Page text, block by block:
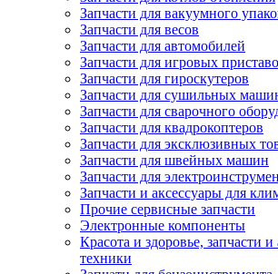
Запчасти для вакуумного
Запчасти для весов
Запчасти для автомобилей
Запчасти для игровых
Запчасти для гироскутеров
Запчасти для сушильных
Запчасти для сварочного
Запчасти для квадрокоптеров
Запчасти для эксклюзивных
Запчасти для швейных машин
Запчасти для
Запчасти и аксессуары для
Прочие сервисные запчасти
Электронные компоненты
Красота и здоровье, запчасти и
техники